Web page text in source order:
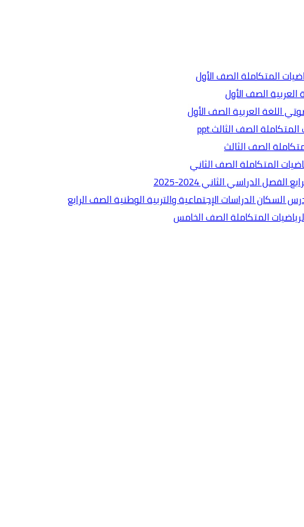
الصف الأول
اللغة العربية الصف الأول
المتكاملة الصف الثاني
الدراسي الثاني 2024-2025
السكان الدراسات الإجتماعية والتربية الوطنية الصف الرابع
المتكاملة الصف الخامس